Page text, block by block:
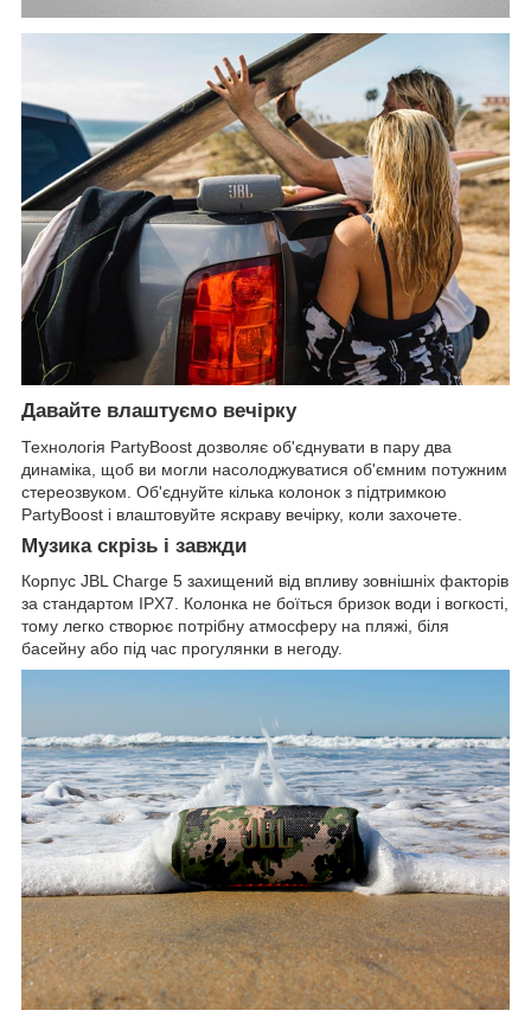
Давайте влаштуємо вечірку
Технологія PartyBoost дозволяє об'єднувати в пару два
динаміка, щоб ви могли насолоджуватися об'ємним потужним
стереозвуком. Об'єднуйте кілька колонок з підтримкою
PartyBoost і влаштовуйте яскраву вечірку, коли захочете.
Музика скрізь і завжди
Корпус JBL Charge 5 захищений від впливу зовнішніх факторів
за стандартом IPX7. Колонка не боїться бризок води і вогкості,
тому легко створює потрібну атмосферу на пляжі, біля
басейну або під час прогулянки в негоду.